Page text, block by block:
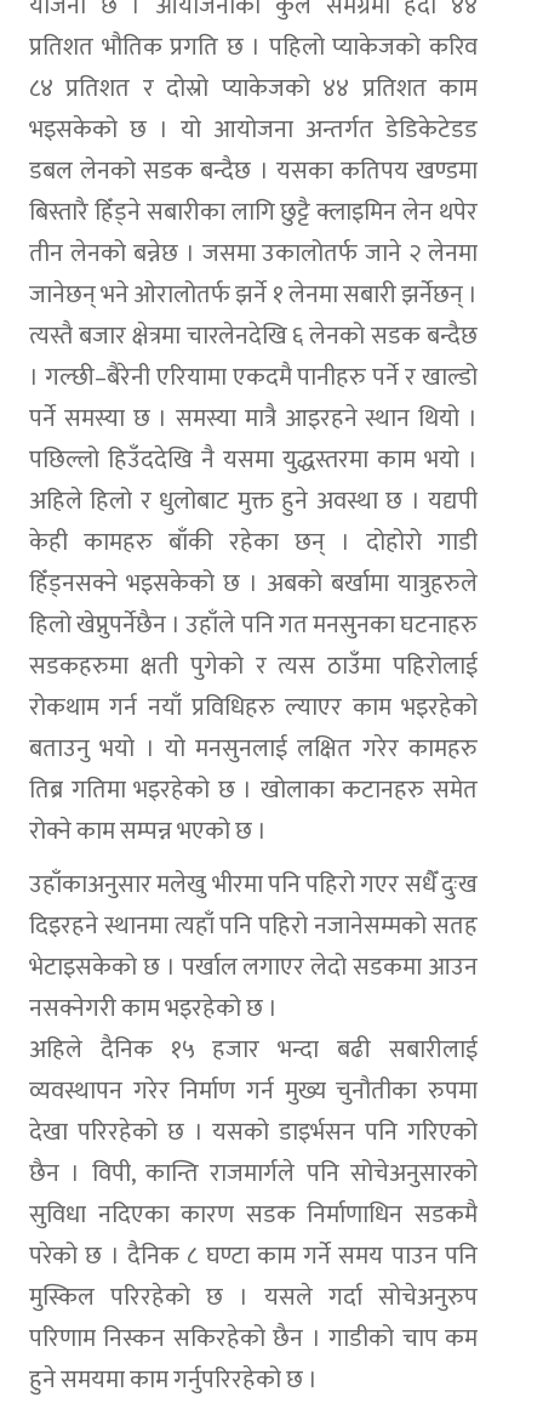
प्रतिशत भौतिक प्रगति छ । पहिलो प्याकेजको करिव
८४ प्रतिशत र दोस्रो प्याकेजको ४४ प्रतिशत काम
भइसकेको छ । यो आयोजना अन्तर्गत डेडिकेटेडड
डबल लेनको सडक बन्दैछ । यसका कतिपय खण्डमा
बिस्तारै हिँड्ने सबारीका लागि छुट्टै क्लाइमिन लेन थपेर
तीन लेनको बन्नेछ । जसमा उकालोतर्फ जाने २ लेनमा
जानेछन् भने ओरालोतर्फ झर्ने १ लेनमा सबारी झर्नेछन् ।
त्यस्तै बजार क्षेत्रमा चारलेनदेखि ६ लेनको सडक बन्दैछ
। गल्छी–बैरेनी एरियामा एकदमै पानीहरु पर्ने र खाल्डो
पर्ने समस्या छ । समस्या मात्रै आइरहने स्थान थियो ।
पछिल्लो हिउँददेखि नै यसमा युद्धस्तरमा काम भयो ।
अहिले हिलो र धुलोबाट मुक्त हुने अवस्था छ । यद्यपी
केही कामहरु बाँकी रहेका छन् । दोहोरो गाडी
हिँड्नसक्ने भइसकेको छ । अबको बर्खामा यात्रुहरुले
हिलो खेप्नुपर्नेछैन । उहाँले पनि गत मनसुनका घटनाहरु
सडकहरुमा क्षती पुगेको र त्यस ठाउँमा पहिरोलाई
रोकथाम गर्न नयाँ प्रविधिहरु ल्याएर काम भइरहेको
बताउनु भयो । यो मनसुनलाई लक्षित गरेर कामहरु
तिब्र गतिमा भइरहेको छ । खोलाका कटानहरु समेत
रोक्ने काम सम्पन्न भएको छ ।
उहाँकाअनुसार मलेखु भीरमा पनि पहिरो गएर सधैँ दुःख
दिइरहने स्थानमा त्यहाँ पनि पहिरो नजानेसम्मको सतह
भेटाइसकेको छ । पर्खाल लगाएर लेदो सडकमा आउन
नसक्नेगरी काम भइरहेको छ ।
अहिले दैनिक १५ हजार भन्दा बढी सबारीलाई
व्यवस्थापन गरेर निर्माण गर्न मुख्य चुनौतीका रुपमा
देखा परिरहेको छ । यसको डाइर्भसन पनि गरिएको
छैन । विपी, कान्ति राजमार्गले पनि सोचेअनुसारको
सुविधा नदिएका कारण सडक निर्माणाधिन सडकमै
परेको छ । दैनिक ८ घण्टा काम गर्ने समय पाउन पनि
मुस्किल परिरहेको छ । यसले गर्दा सोचेअनुरुप
परिणाम निस्कन सकिरहेको छैन । गाडीको चाप कम
हुने समयमा काम गर्नुपरिरहेको छ ।